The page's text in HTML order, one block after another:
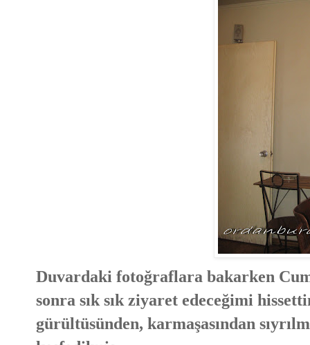
Duvardaki fotoğraflara bakarken
sonra sık sık ziyaret edeceğimi
gürültüsünden, karmaşasından